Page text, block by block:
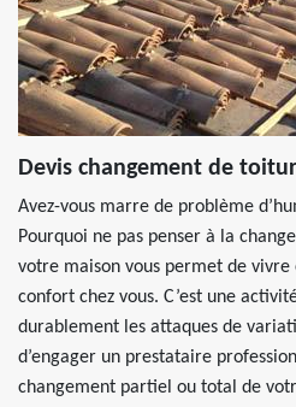
Devis changement de
Avez-vous marre de problème
Pourquoi ne pas penser à la
votre maison vous permet de
confort chez vous. C’est une
durablement les attaques de
d’engager un prestataire
changement partiel ou total de